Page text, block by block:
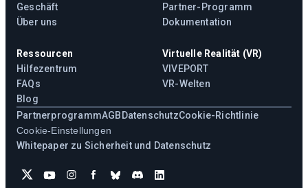
Geschäft
Über uns
Partner-Programm
Dokumentation
Ressourcen
Hilfezentrum
FAQs
Blog
Virtuelle Realität (VR)
VIVEPORT
VR-Welten
PartnerprogrammAGB DatenschutzCookie-Richtlinie
Cookie-Einstellungen
Whitepaper zu Sicherheit und Datenschutz